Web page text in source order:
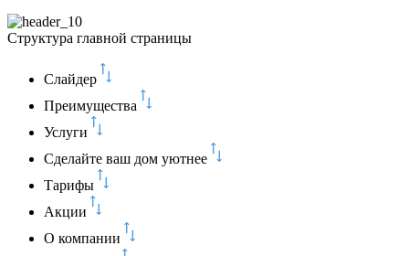
Структура главной страницы
Слайдер
Преимущества
Услуги
Сделайте ваш дом уютнее
Тарифы
Акции
О компании